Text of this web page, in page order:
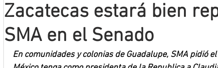
Mineros LNBP
Zacatecas estará bien
SMA en el Senado
En comunidades y colonias de Guadalupe, SMA pidió